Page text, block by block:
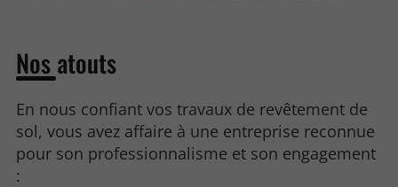
Nos atouts
En nous confiant vos travaux de revêtement de
sol, vous avez affaire à une entreprise reconnue
pour son professionnalisme et son engagement
: